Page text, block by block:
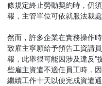
條規定終止勞動契約時，仍
報，主管單位可依就服法裁處
然而，許多企業在實務操作
致雇主寧願給予預告工資請
報，此舉很可能因涉及違反"
些雇主資遣不適任員工時，
繼續工作十天以便完成資遣